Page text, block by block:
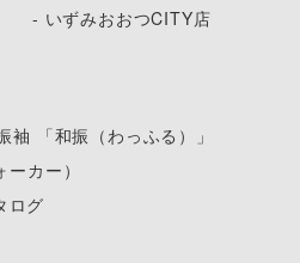
- いずみおおつCITY店
「和振（わっふる）」
カー）
ログ